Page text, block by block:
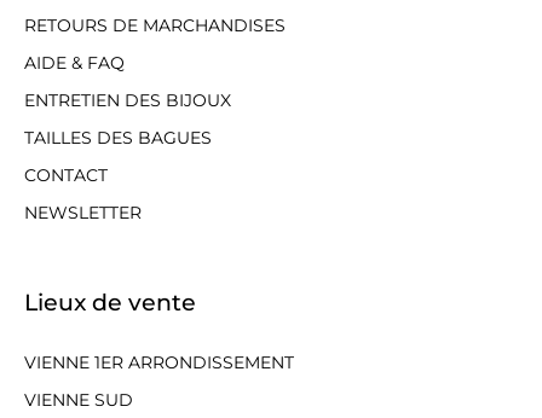
RETOURS DE MARCHANDISES
AIDE & FAQ
ENTRETIEN DES BIJOUX
TAILLES DES BAGUES
CONTACT
NEWSLETTER
Lieux de vente
VIENNE 1ER ARRONDISSEMENT
VIENNE SUD